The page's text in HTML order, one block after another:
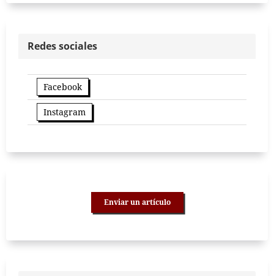
Redes sociales
Facebook
Instagram
Enviar un artículo